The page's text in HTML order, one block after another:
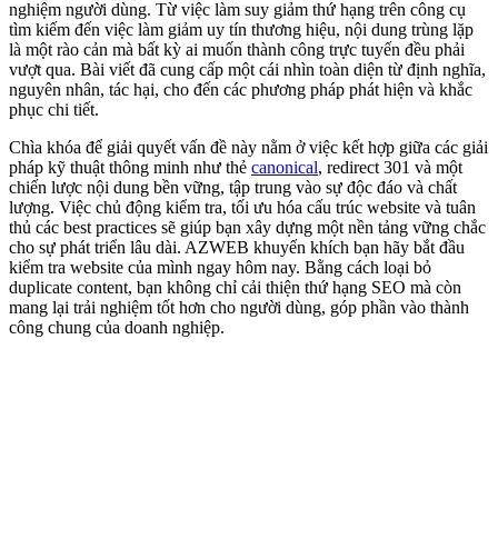
nghiệm người dùng. Từ việc làm suy giảm thứ hạng trên công cụ
tìm kiếm đến việc làm giảm uy tín thương hiệu, nội dung trùng lặp
là một rào cản mà bất kỳ ai muốn thành công trực tuyến đều phải
vượt qua. Bài viết đã cung cấp một cái nhìn toàn diện từ định nghĩa,
nguyên nhân, tác hại, cho đến các phương pháp phát hiện và khắc
phục chi tiết.
Chìa khóa để giải quyết vấn đề này nằm ở việc kết hợp giữa các giải
pháp kỹ thuật thông minh như thẻ canonical, redirect 301 và một
chiến lược nội dung bền vững, tập trung vào sự độc đáo và chất
lượng. Việc chủ động kiểm tra, tối ưu hóa cấu trúc website và tuân
thủ các best practices sẽ giúp bạn xây dựng một nền tảng vững chắc
cho sự phát triển lâu dài. AZWEB khuyến khích bạn hãy bắt đầu
kiểm tra website của mình ngay hôm nay. Bằng cách loại bỏ
duplicate content, bạn không chỉ cải thiện thứ hạng SEO mà còn
mang lại trải nghiệm tốt hơn cho người dùng, góp phần vào thành
công chung của doanh nghiệp.